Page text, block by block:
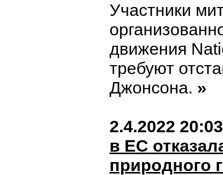
Участники
движения
требуют
Джонсона. »
2.4.2022 20:03
в ЕС
природного